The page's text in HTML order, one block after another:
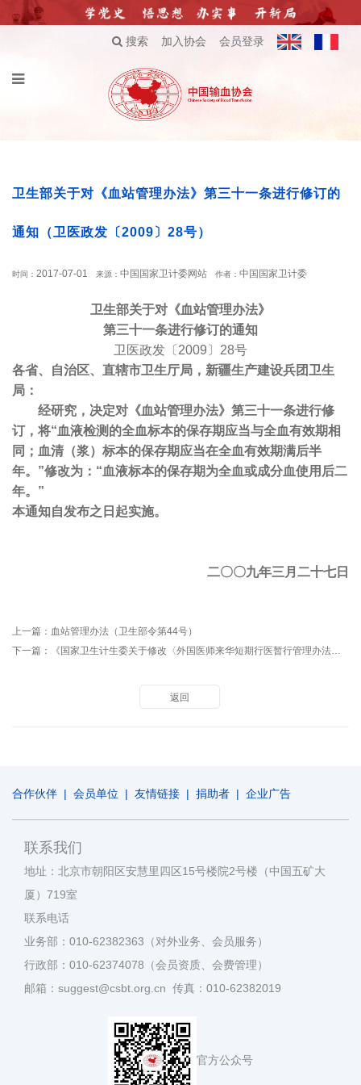
搜索 加入协会 会员登录
卫生部关于对《血站管理办法》第三十一条进行修订的
通知（卫医政发〔2009〕28号）
时间： 2017-07-01 来源： 中国国家卫计委网站 作者： 中国国家卫计委
卫生部关于对《血站管理办法》
第三十一条进行修订的通知
卫医政发〔2009〕28号
各省、自治区、直辖市卫生厅局，新疆生产建设兵团卫生
局：
经研究，决定对《血站管理办法》第三十一条进行修
订，将“血液检测的全血标本的保存期应当与全血有效期相
同；血清（浆）标本的保存期应当在全血有效期满后半
年。”修改为：“血液标本的保存期为全血或成分血使用后二
年。”
本通知自发布之日起实施。
二〇〇九年三月二十七日
上一篇： 血站管理办法（卫生部令第44号）
下一篇：
《国家卫生计生委关于修改〈外国医师来华短期行医暂行管理办法〉等8件部门规章的决定》
返回
合作伙伴 | 会员单位 | 友情链接 | 捐助者 | 企业广告
联系我们
地址：北京市朝阳区安慧里四区15号楼院2号楼（中国五矿大
厦）719室
联系电话
业务部：010-62382363（对外业务、会员服务）
行政部：010-62374078（会员资质、会费管理）
邮箱：suggest@csbt.org.cn 传真：010-62382019
官方公众号